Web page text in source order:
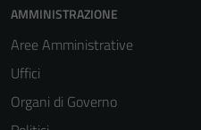
AMMINISTRAZIONE
Aree Amministrative
Uffici
Organi di Governo